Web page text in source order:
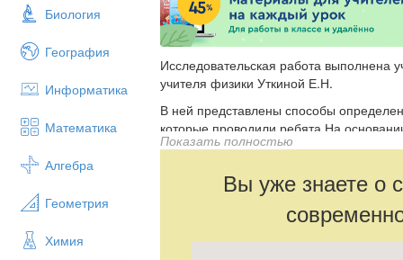
Биология
География
Информатика
Математика
Алгебра
Геометрия
Химия
Исследовательская работа выполнена
учителя физики Уткиной Е.Н.
В ней представлены способы
которые проводили ребята.На
вредных веществ в воздухе.Так же
заболеваний среди подростков. В
табакокурения в нашей стране.
Показать полностью
Вы уже знаете о